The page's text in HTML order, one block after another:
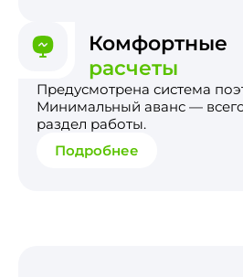
Комфортные
расчеты
Предусмотрена система
Минимальный аванс —
раздел работы.
Подробнее